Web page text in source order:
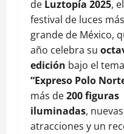
de Luztopía 2025, el
festival de luces más
grande de México,
año celebra su
edición bajo el tema
“Expreso Polo
más de200 figuras
iluminadas, nuevas
atracciones y un